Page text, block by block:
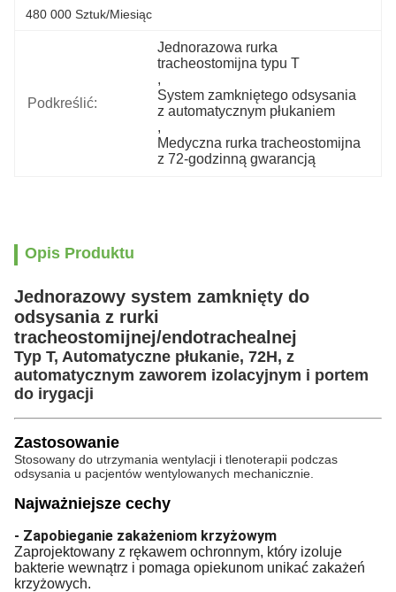
480 000 Sztuk/miesiąc
Podkreślić:
Jednorazowa rurka
tracheostomijna typu T
,
System zamkniętego odsysania
z automatycznym płukaniem
,
Medyczna rurka tracheostomijna
z 72-godzinną gwarancją
Opis Produktu
Jednorazowy system zamknięty do
odsysania z rurki
tracheostomijnej/endotrachealnej
Typ T, Automatyczne płukanie, 72H, z
automatycznym zaworem izolacyjnym i portem
do irygacji
Zastosowanie
Stosowany do utrzymania wentylacji i tlenoterapii podczas
odsysania u pacjentów wentylowanych mechanicznie.
Najważniejsze cechy
- Zapobieganie zakażeniom krzyżowym
Zaprojektowany z rękawem ochronnym, który izoluje
bakterie wewnątrz i pomaga opiekunom unikać zakażeń
krzyżowych.